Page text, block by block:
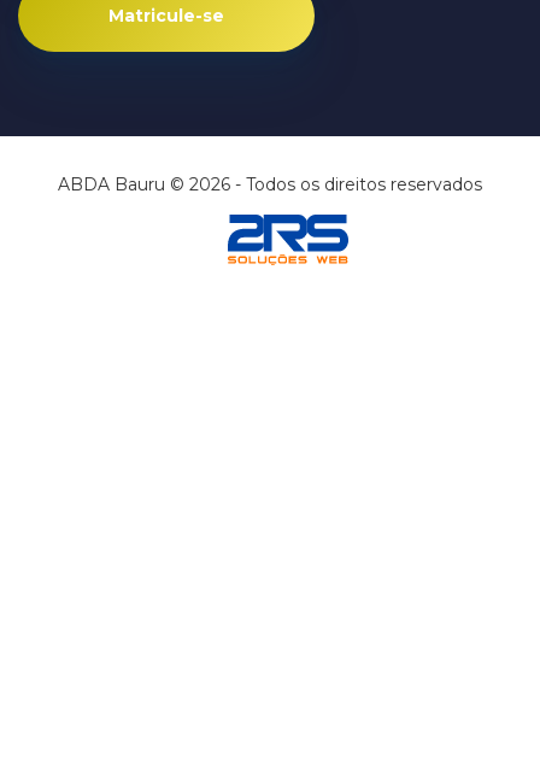
Matricule-se
ABDA Bauru © 2026 - Todos os direitos reservados